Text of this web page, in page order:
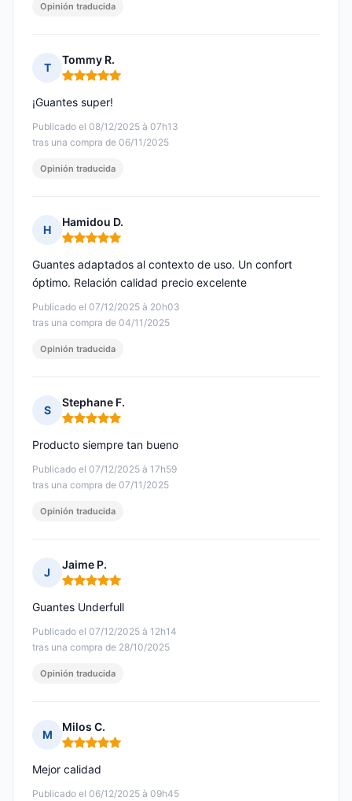
Opinión traducida
T
Tommy R.
Nota: 5 de 5
Publicado el 08/12/2025 à 07h13
tras una compra de 06/11/2025
¡Guantes super!
Opinión traducida
H
Hamidou D.
Nota: 5 de 5
Publicado el 07/12/2025 à 20h03
tras una compra de 04/11/2025
Guantes adaptados al contexto de uso. Un confort
óptimo. Relación calidad precio excelente
Opinión traducida
S
Stephane F.
Nota: 5 de 5
Publicado el 07/12/2025 à 17h59
tras una compra de 07/11/2025
Producto siempre tan bueno
Opinión traducida
J
Jaime P.
Nota: 5 de 5
Publicado el 07/12/2025 à 12h14
tras una compra de 28/10/2025
Guantes Underfull
Opinión traducida
M
Milos C.
Nota: 5 de 5
Publicado el 06/12/2025 à 09h45
Mejor calidad